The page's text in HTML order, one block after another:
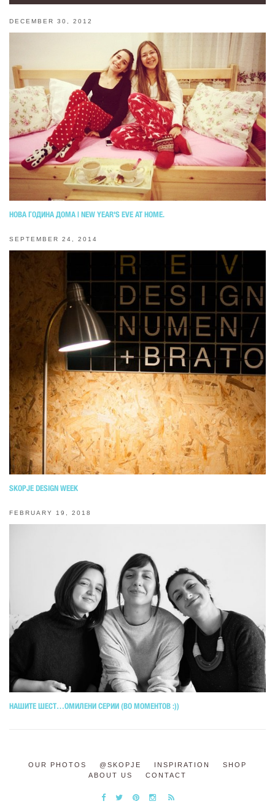
DECEMBER 30, 2012
НОВА ГОДИНА ДОМА | NEW YEAR'S EVE AT HOME.
SEPTEMBER 24, 2014
SKOPJE DESIGN WEEK
FEBRUARY 19, 2018
НАШИТЕ ШЕСТ…ОМИЛЕНИ СЕРИИ (ВО МОМЕНТОВ :))
OUR PHOTOS @SKOPJE INSPIRATION
SHOP
ABOUT US
CONTACT